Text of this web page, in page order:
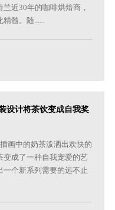
近30年的咖啡烘焙商，
髓。随......
设计将茶饮变成自我奖
画中的奶茶泼洒出欢快的
成了一种自我宠爱的艺
一个新系列需要的远不止